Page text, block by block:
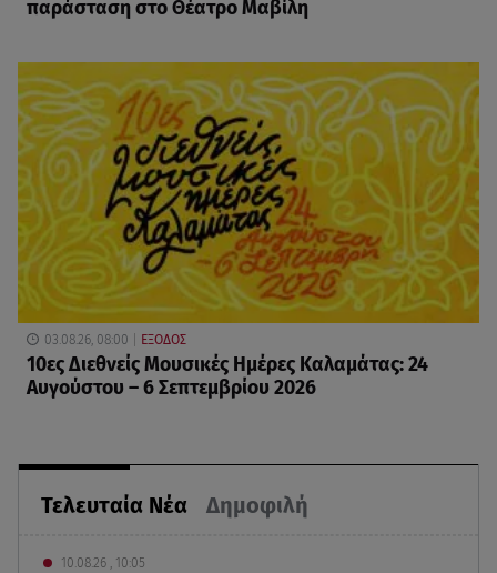
Τελευταία Νέα Δημοφιλή
10.08.26 , 10:05
παράσταση στο Θέατρο Μαβίλη
03.08.26, 08:00 ΕΞΟΔΟΣ
10ες Διεθνείς Μουσικές Ημέρες Καλαμάτας: 24
Αυγούστου – 6 Σεπτεμβρίου 2026